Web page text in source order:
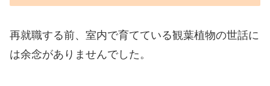
再就職する前、室内で育てている観葉植物の世話に
は余念がありませんでした。